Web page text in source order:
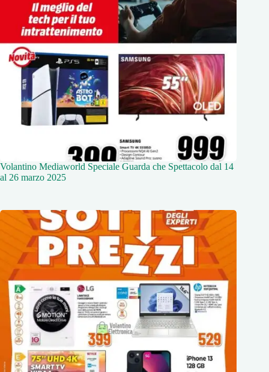
Volantino Mediaworld Speciale Guarda che Spettacolo dal 14
al 26 marzo 2025